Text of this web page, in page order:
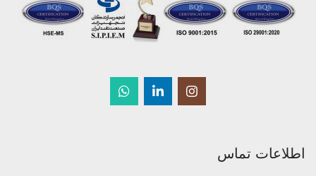
اطلاعات تماس